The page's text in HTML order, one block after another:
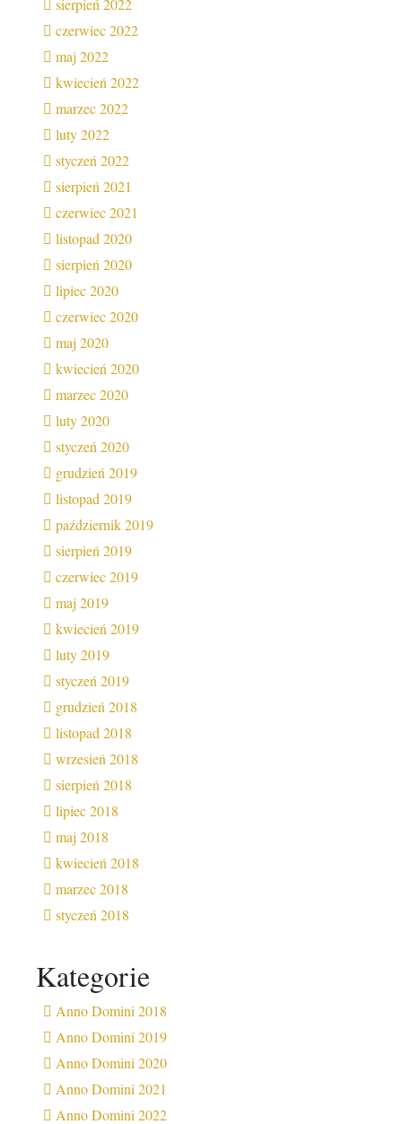
sierpień 2022
czerwiec 2022
maj 2022
kwiecień 2022
marzec 2022
luty 2022
styczeń 2022
sierpień 2021
czerwiec 2021
listopad 2020
sierpień 2020
lipiec 2020
czerwiec 2020
maj 2020
kwiecień 2020
marzec 2020
luty 2020
styczeń 2020
grudzień 2019
listopad 2019
październik 2019
sierpień 2019
czerwiec 2019
maj 2019
kwiecień 2019
luty 2019
styczeń 2019
grudzień 2018
listopad 2018
wrzesień 2018
sierpień 2018
lipiec 2018
maj 2018
kwiecień 2018
marzec 2018
styczeń 2018
Kategorie
Anno Domini 2018
Anno Domini 2019
Anno Domini 2020
Anno Domini 2021
Anno Domini 2022